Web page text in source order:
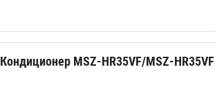
Кондиционер MSZ-HR35VF/MSZ-HR35VF